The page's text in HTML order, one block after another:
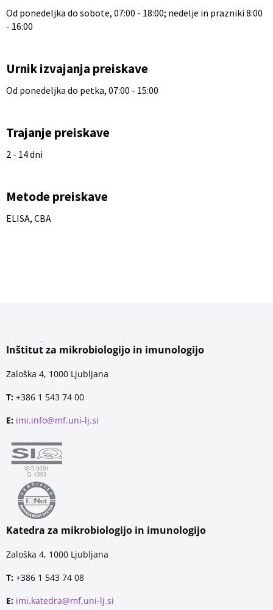
Od ponedeljka do sobote, 07:00 - 18:00; nedelje in prazniki 8:00
- 16:00
Urnik izvajanja preiskave
Od ponedeljka do petka, 07:00 - 15:00
Trajanje preiskave
2 - 14 dni
Metode preiskave
ELISA, CBA
Inštitut za mikrobiologijo in imunologijo
Zaloška 4, 1000 Ljubljana
T: +386 1 543 74 00
E: imi.info@mf.uni-lj.si
Katedra za mikrobiologijo in imunologijo
Zaloška 4, 1000 Ljubljana
T: +386 1 543 74 08
E: imi.katedra@mf.uni-lj.si